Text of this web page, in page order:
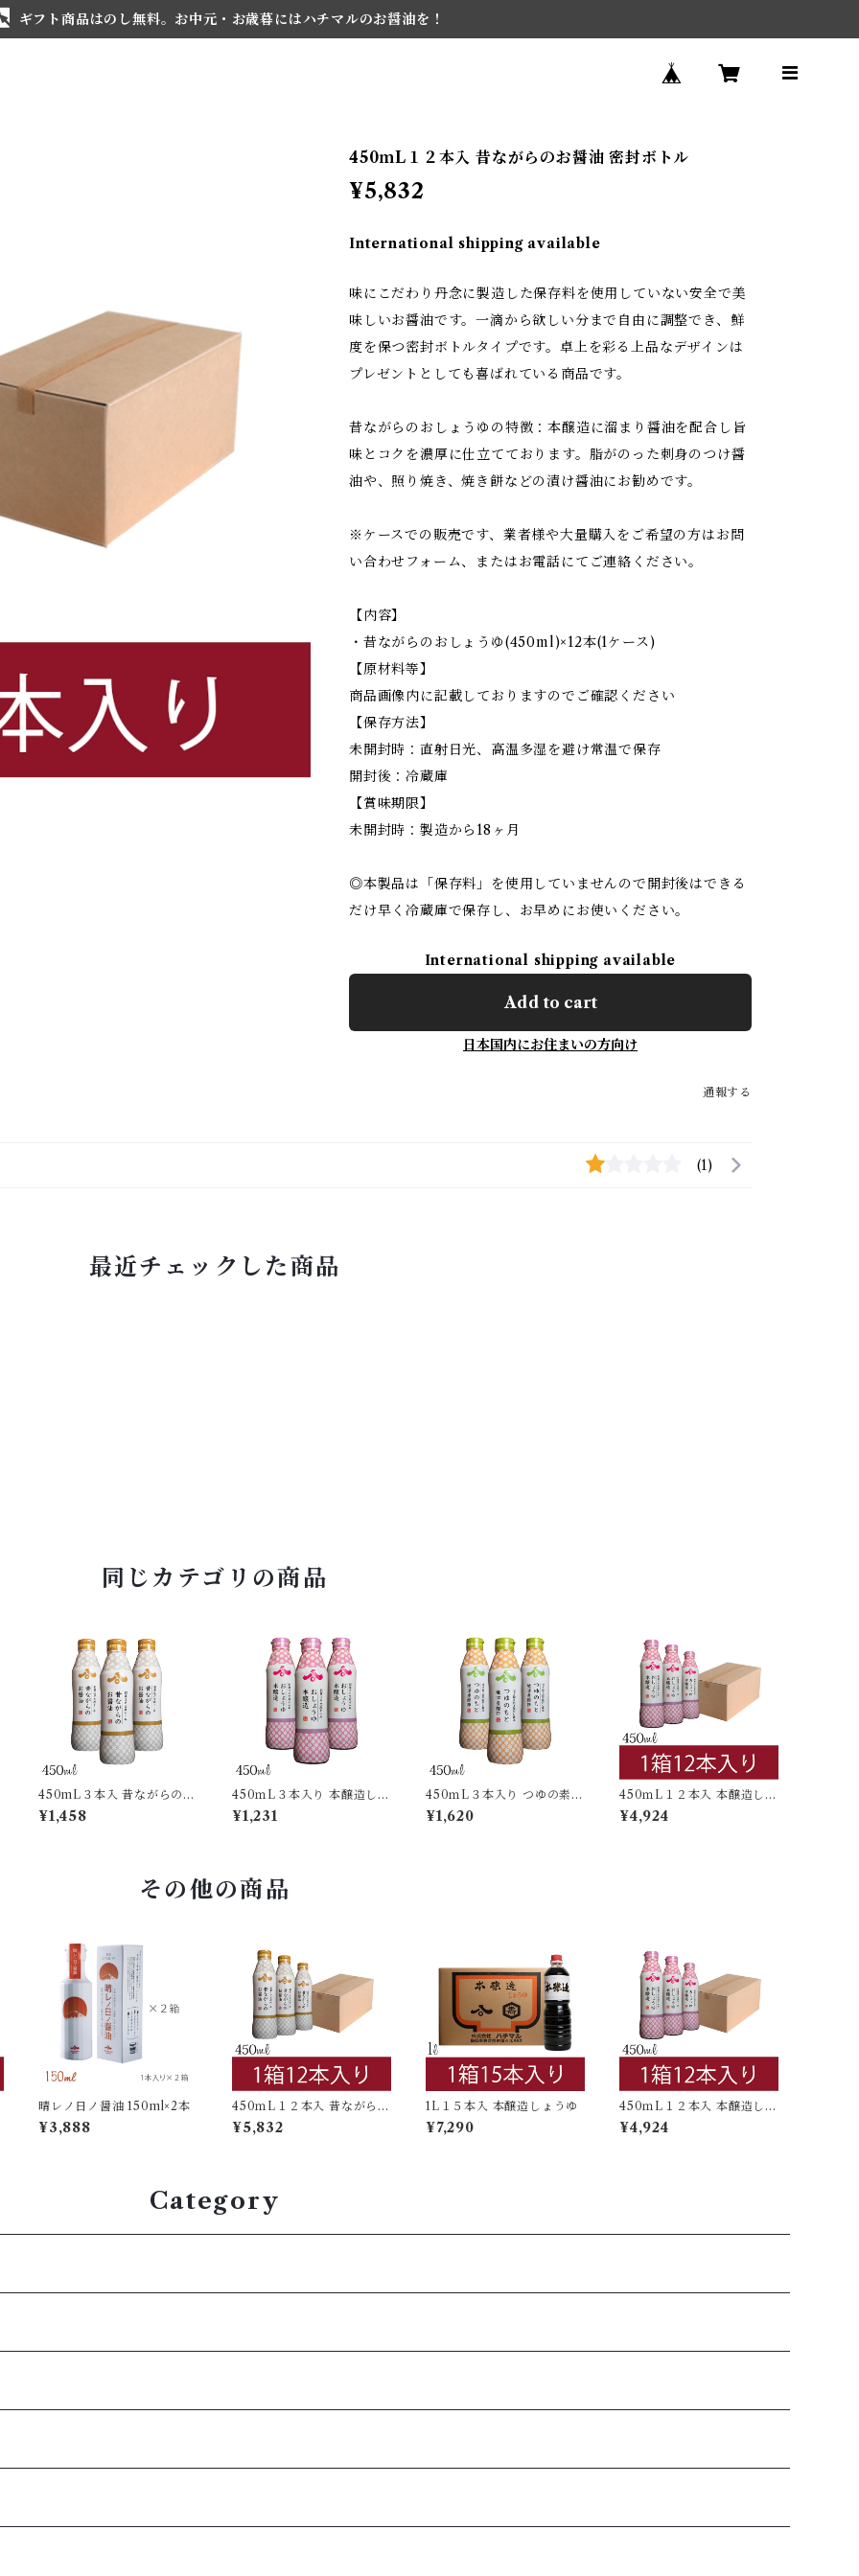
ギフト商品はのし無料。お中元・お歳暮にはハチマルのお醤油を！
450ｍL１２本入 昔ながらのお醤油 密封ボトル
¥5,832
International shipping available
味にこだわり丹念に製造した保存料を使用していない安全で美
味しいお醤油です。一滴から欲しい分まで自由に調整でき、鮮
度を保つ密封ボトルタイプです。卓上を彩る上品なデザインは
プレゼントとしても喜ばれている商品です。
昔ながらのおしょうゆの特徴：本醸造に溜まり醤油を配合し旨
味とコクを濃厚に仕立てております。脂がのった刺身のつけ醤
油や、照り焼き、焼き餅などの漬け醤油にお勧めです。
※ケースでの販売です、業者様や大量購入をご希望の方はお問
い合わせフォーム、またはお電話にてご連絡ください。
【内容】
・昔ながらのおしょうゆ(450ml)×12本(1ケース)
【原材料等】
商品画像内に記載しておりますのでご確認ください
【保存方法】
未開封時：直射日光、高温多湿を避け常温で保存
開封後：冷蔵庫
【賞味期限】
未開封時：製造から18ヶ月
◎本製品は「保存料」を使用していませんので開封後はできる
だけ早く冷蔵庫で保存し、お早めにお使いください。
International shipping available
Add to cart
日本国内にお住まいの方向け
通報する
(1)
最近チェックした商品
同じカテゴリの商品
450mL３本入 昔ながらのお
醤油 密封ボトル
¥1,458
450ｍL３本入り 本醸造しょ
うゆ 密封ボトル
¥1,231
450ｍL３本入り つゆの素
密封ボトル
¥1,620
450ｍL１２本入 本醸造しょ
うゆ 密封ボトル
¥4,924
その他の商品
晴レノ日ノ醤油 150ml×2本
¥3,888
450ｍL１２本入 昔ながらの
お醤油 密封ボトル
¥5,832
1L１５本入 本醸造しょうゆ
¥7,290
450ｍL１２本入 本醸造しょ
うゆ 密封ボトル
¥4,924
Category